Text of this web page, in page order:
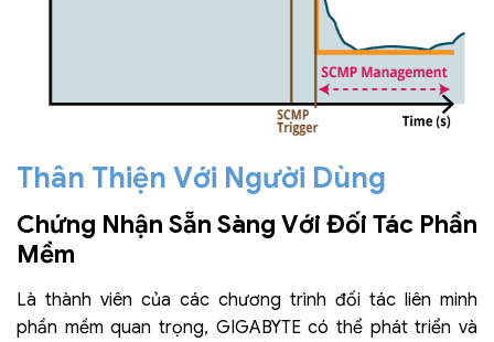
Thân Thiện Với Người Dùng
Chứng Nhận Sẵn Sàng Với Đối Tác Phần
Mềm
Là thành viên của các chương trình đối tác liên minh
phần mềm quan trọng, GIGABYTE có thể phát triển và